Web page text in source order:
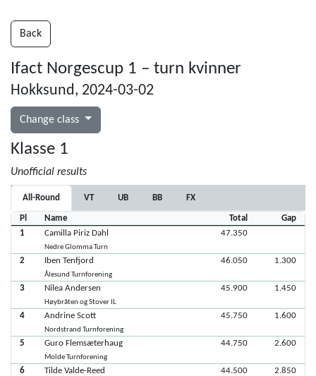
Back
Ifact Norgescup 1 – turn kvinner
Hokksund, 2024-03-02
Change class
Klasse 1
Unofficial results
All-Round VT UB BB FX
Pl Name Total
Gap
1
Camilla Piriz Dahl
Nedre Glomma Turn
47.350
2 Iben Tenfjord
Ålesund Turnforening
46.050 1.300
3 Nilea Andersen
Høybråten og Stover IL
45.900 1.450
4 Andrine Scott
Nordstrand Turnforening
45.750 1.600
5 Guro Flemsæterhaug
Molde Turnforening
44.750 2.600
6 Tilde Valde-Reed 44.500 2.850